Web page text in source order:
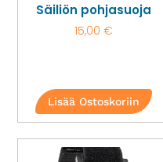
Säiliön pohjasuoja
15,00 €
Lisää Ostoskoriin